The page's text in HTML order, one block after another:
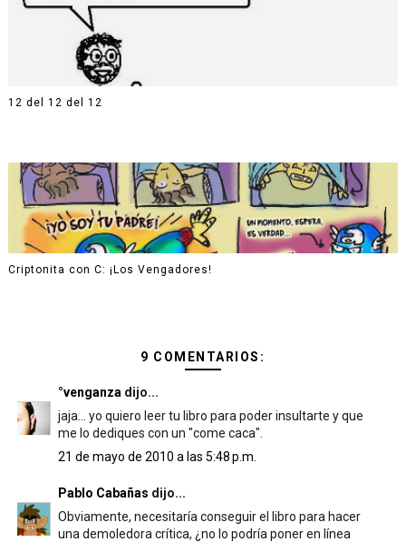
12 del 12 del 12
Criptonita con C: ¡Los Vengadores!
9 COMENTARIOS:
°venganza dijo...
jaja... yo quiero leer tu libro para poder insultarte y que
me lo dediques con un "come caca".
21 de mayo de 2010 a las 5:48 p.m.
Pablo Cabañas dijo...
Obviamente, necesitaría conseguir el libro para hacer
una demoledora crítica, ¿no lo podría poner en línea